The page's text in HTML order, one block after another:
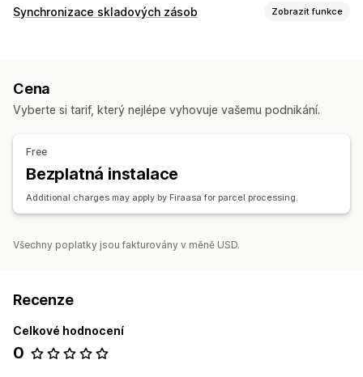
Štítky a balení
Pravidla přepravy
Výběr dopravce Sazby za dopravu
Řízení zásilek
Synchronizace objednávek
Aktualizace objednávek
Synchronizace skladových zásob Zobrazit funkce
Jednotky SKU
Automatická Hromadná V reálném čase
Automatizovaná upozornění
E-mailová upozornění
Upozornění na skladové zásoby
Metriky výkonnosti
Stav v reálném čase
Cena
Vyberte si tarif, který nejlépe vyhovuje vašemu podnikání.
Free
Bezplatná instalace
Additional charges may apply by Firaasa for parcel processing.
Všechny poplatky jsou fakturovány v měně USD.
Recenze
Celkové hodnocení
0